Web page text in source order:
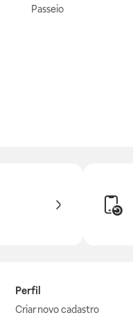
Passeio
Perfil
Criar novo cadastro